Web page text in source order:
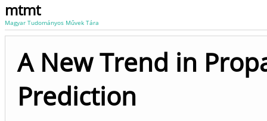
mtmt
Magyar Tudományos Művek Tára
A New Trend in
Prediction